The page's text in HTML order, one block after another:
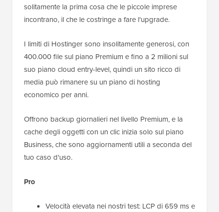
solitamente la prima cosa che le piccole imprese
incontrano, il che le costringe a fare l'upgrade.
I limiti di Hostinger sono insolitamente generosi, con
400.000 file sul piano Premium e fino a 2 milioni sul
suo piano cloud entry-level, quindi un sito ricco di
media può rimanere su un piano di hosting
economico per anni.
Offrono backup giornalieri nel livello Premium, e la
cache degli oggetti con un clic inizia solo sul piano
Business, che sono aggiornamenti utili a seconda del
tuo caso d'uso.
Pro
Velocità elevata nei nostri test: LCP di 659 ms e